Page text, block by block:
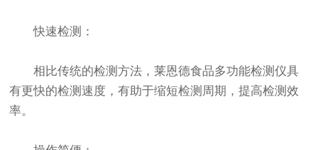
快速检测：
相比传统的检测方法，莱恩德食品多功能检测仪具
有更快的检测速度，有助于缩短检测周期，提高检测效
率。